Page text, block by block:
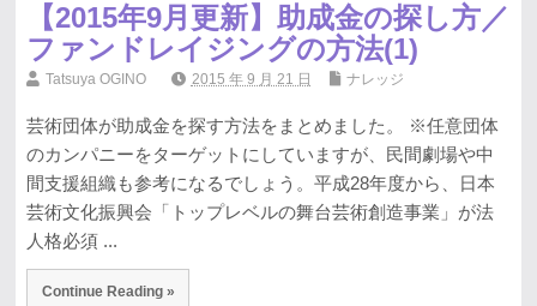
【2015年9月更新】助成金の探し方／
ファンドレイジングの方法(1)
Tatsuya OGINO 2015 年 9 月 21 日 ナレッジ
芸術団体が助成金を探す方法をまとめました。 ※任意団体
のカンパニーをターゲットにしていますが、民間劇場や中
間支援組織も参考になるでしょう。平成28年度から、日本
芸術文化振興会「トップレベルの舞台芸術創造事業」が法
人格必須 ...
Continue Reading »